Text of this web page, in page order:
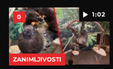
1:02
0
ZANIMLJIVOSTI